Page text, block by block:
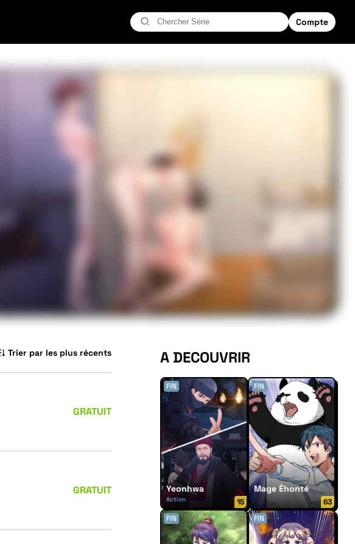
Compte
Trier par les plus récents
GRATUIT
GRATUIT
A DECOUVRIR
FIN
Yeonhwa
Action 15
FIN
Mage Éhonté
63
FIN
FIN